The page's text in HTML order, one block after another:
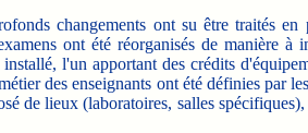
changements ont su être traités en
ont été réorganisés de manière à
l'un apportant des crédits
des enseignants ont été définies par
de lieux (laboratoires, salles